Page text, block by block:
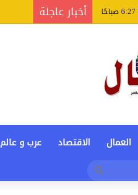
أخبار عاجلة
العمال الاقتصاد عرب و عالم